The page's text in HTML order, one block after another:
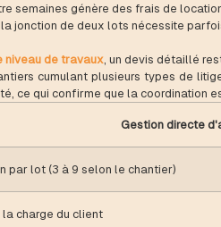
semaines génère des frais de
jonction de deux lots nécessite
niveau de travaux, un devis détaillé
cumulant plusieurs types de
ce qui confirme que la
Gestion directe
par lot (3 à 9 selon le chantier)
la charge du client